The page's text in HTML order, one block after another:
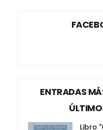
ENTRADAS
Libro